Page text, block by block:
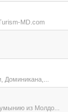
MD.com
Доминикана,...
из Молдо...